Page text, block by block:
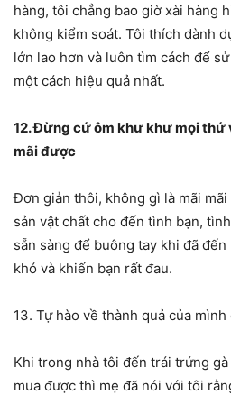
hàng, tôi chẳng bao giờ xài hàng
không kiểm soát. Tôi thích dành
lớn lao hơn và luôn tìm cách để
một cách hiệu quả nhất.
12. Đừng cứ ôm khư khư mọi thứ
mãi được
Đơn giản thôi, không gì là mãi mãi
sản vật chất cho đến tình bạn,
sẵn sàng để buông tay khi đã
khó và khiến bạn rất đau.
13. Tự hào về thành quả của
Khi trong nhà tôi đến trái trứng
mua được thì mẹ đã nói với tôi